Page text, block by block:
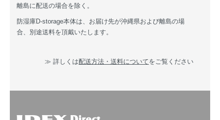
離島に配送の場合を除く。
防湿庫D-storage本体は、お届け先が沖縄県および離島の場
合、別途送料を頂戴いたします。
≫ 詳しくは配送方法・送料についてをご覧ください